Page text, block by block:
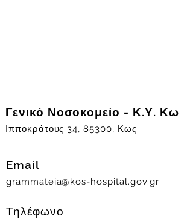
Γενικό Νοσοκομείο - Κ.Υ. Κω
Ιπποκράτους 34, 85300, Κως
Email
grammateia@kos-hospital.gov.gr
Τηλέφωνο